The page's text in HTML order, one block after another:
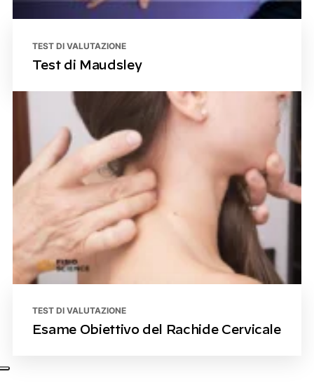
TEST DI VALUTAZIONE
Test di Maudsley
TEST DI VALUTAZIONE
Esame Obiettivo del Rachide Cervicale